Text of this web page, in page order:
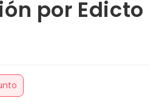
por Edicto